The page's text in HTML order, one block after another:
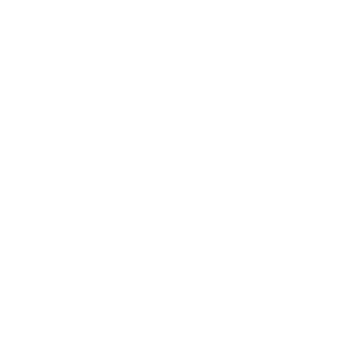
novedades del mercado de La Liga